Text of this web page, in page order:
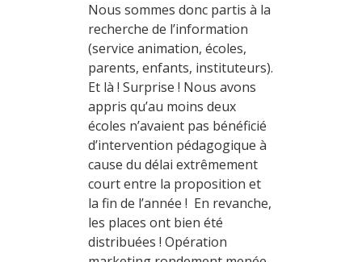
Nous sommes donc partis à la
recherche de l’information
(service animation, écoles,
parents, enfants, instituteurs).
Et là ! Surprise ! Nous avons
appris qu’au moins deux
écoles n’avaient pas bénéficié
d’intervention pédagogique à
cause du délai extrêmement
court entre la proposition et
la fin de l’année ! En revanche,
les places ont bien été
distribuées ! Opération